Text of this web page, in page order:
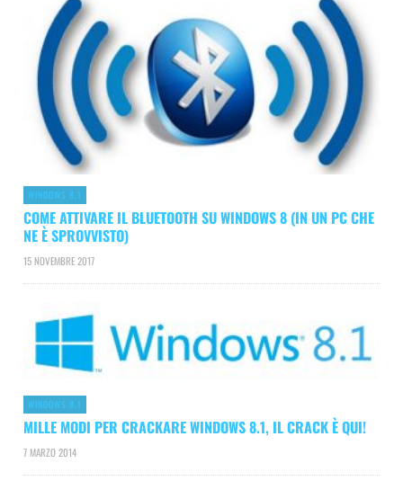
WINDOWS 8.1
COME ATTIVARE IL BLUETOOTH SU WINDOWS 8 (IN UN PC CHE
NE È SPROVVISTO)
15 NOVEMBRE 2017
WINDOWS 8.1
MILLE MODI PER CRACKARE WINDOWS 8.1, IL CRACK È QUI!
7 MARZO 2014